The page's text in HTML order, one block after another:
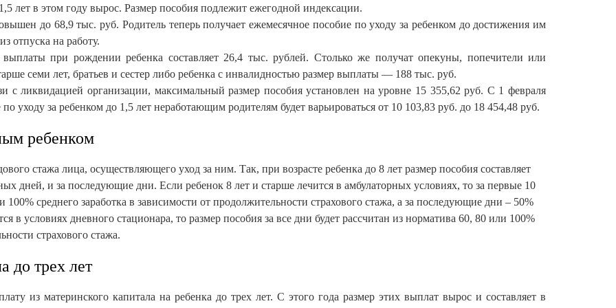
лет в этом году вырос. Размер пособия подлежит ежегодной индексации.
до 68,9 тыс. руб. Родитель теперь получает ежемесячное пособие по уходу за ребенком до достижения им
отпуска на работу.
при рождении ребенка составляет 26,4 тыс. рублей. Столько же получат опекуны, попечители или
семи лет, братьев и сестер либо ребенка с инвалидностью размер выплаты — 188 тыс. руб.
ликвидацией организации, максимальный размер пособия установлен на уровне 15 355,62 руб. С 1 февраля
уходу за ребенком до 1,5 лет неработающим родителям будет варьироваться от 10 103,83 руб. до 18 454,48 руб.
ребенком
стажа лица, осуществляющего уход за ним. Так, при возрасте ребенка до 8 лет размер пособия составляет
дней, и за последующие дни. Если ребенок 8 лет и старше лечится в амбулаторных условиях, то за первые 10
среднего заработка в зависимости от продолжительности страхового стажа, а за последующие дни – 50%
в условиях дневного стационара, то размер пособия за все дни будет рассчитан из норматива 60, 80 или 100%
страхового стажа.
до трех лет
из материнского капитала на ребенка до трех лет. С этого года размер этих выплат вырос и составляет в